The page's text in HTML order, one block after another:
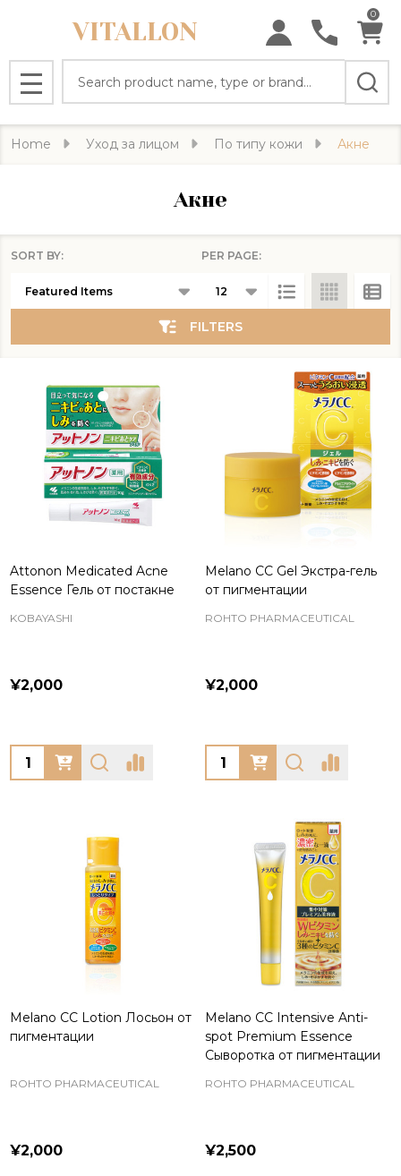
VITALLON
0
MENU
Home Уход за лицом По типу кожи Акне
Акне
List
SORT BY: PER PAGE:
FILTERS
Attonon Medicated Acne
Essence Гель от постакне
KOBAYASHI
¥2,000
Quantity:
Melano CC Gel Экстра-гель
от пигментации
ROHTO PHARMACEUTICAL
¥2,000
Quantity:
Melano CC Lotion Лосьон от
пигментации
ROHTO PHARMACEUTICAL
¥2,000
Melano CC Intensive Anti-
spot Premium Essence
Сыворотка от пигментации
ROHTO PHARMACEUTICAL
¥2,500